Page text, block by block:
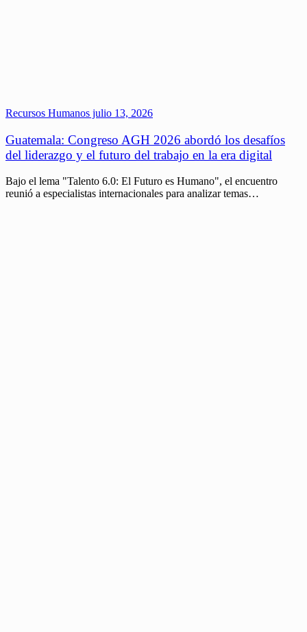
Recursos Humanos julio 13, 2026
Guatemala: Congreso AGH 2026 abordó los desafíos
del liderazgo y el futuro del trabajo en la era digital
Bajo el lema "Talento 6.0: El Futuro es Humano", el encuentro
reunió a especialistas internacionales para analizar temas…